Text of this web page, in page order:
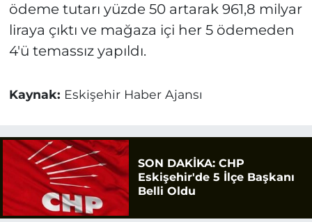
ödeme tutarı yüzde 50 artarak 961,8 milyar
liraya çıktı ve mağaza içi her 5 ödemeden
4'ü temassız yapıldı.
Kaynak: Eskişehir Haber Ajansı
SON DAKİKA: CHP
Eskişehir'de 5 İlçe Başkanı
Belli Oldu